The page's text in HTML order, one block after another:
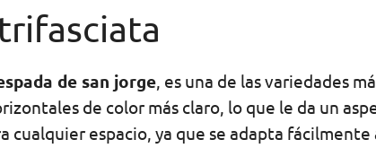
de san jorge, es una de las variedades
de color más claro, lo que le da un
cualquier espacio, ya que se adapta